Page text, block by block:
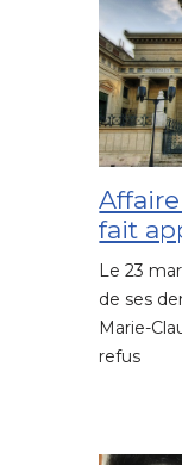
fait
Le 23
de ses
Marie-
refus